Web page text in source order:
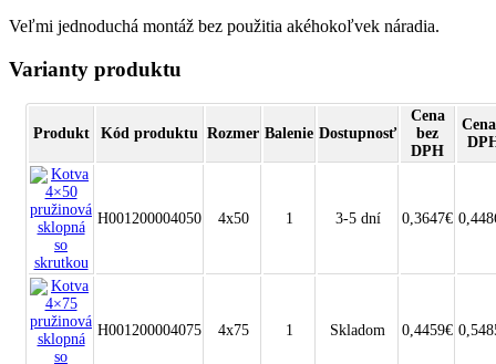
Veľmi jednoduchá montáž bez použitia akéhokoľvek náradia.
Varianty produktu
Produkt Kód produktu Rozmer Balenie Dostupnosť
Cena
bez
DPH
H001200004050 4x50 1 3-5 dní 0,3647€
H001200004075 4x75 1 Skladom 0,4459€